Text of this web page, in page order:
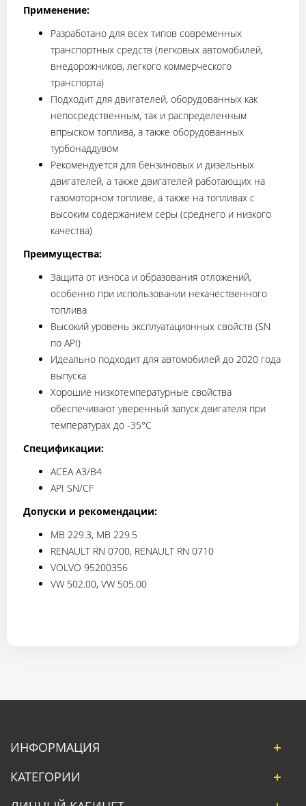
Применение:
Разработано для всех типов современных
транспортных средств (легковых автомобилей,
внедорожников, легкого коммерческого
транспорта)
Подходит для двигателей, оборудованных как
непосредственным, так и распределенным
впрыском топлива, а также оборудованных
турбонаддувом
Рекомендуется для бензиновых и дизельных
двигателей, а также двигателей работающих на
газомоторном топливе, а также на топливах с
высоким содержанием серы (среднего и низкого
качества)
Преимущества:
Защита от износа и образования отложений,
особенно при использовании некачественного
топлива
Высокий уровень эксплуатационных свойств (SN
по API)
Идеально подходит для автомобилей до 2020 года
выпуска
Хорошие низкотемпературные свойства
обеспечивают уверенный запуск двигателя при
температурах до -35°С
Спецификации:
ACEA A3/B4
API SN/CF
Допуски и рекомендации:
MB 229.3, MB 229.5
RENAULT RN 0700, RENAULT RN 0710
VOLVO 95200356
VW 502.00, VW 505.00
ИНФОРМАЦИЯ
КАТЕГОРИИ